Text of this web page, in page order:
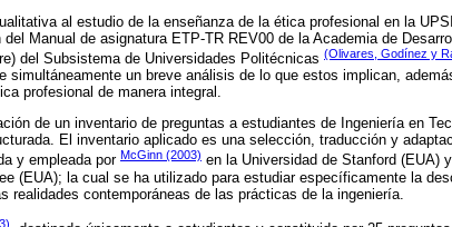
al estudio de la enseñanza de la ética profesional en la
Manual de asignatura ETP-TR REV00 de la Academia de
del Subsistema de Universidades Politécnicas (Olivares, Godínez y
simultáneamente un breve análisis de lo que estos implican,
profesional de manera integral.
de un inventario de preguntas a estudiantes de Ingeniería en
El inventario aplicado es una selección, traducción y
y empleada por McGinn (2003) en la Universidad de Stanford (EUA)
(EUA); la cual se ha utilizado para estudiar específicamente la
realidades contemporáneas de las prácticas de la ingeniería.